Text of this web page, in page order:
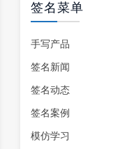
签名菜单
手写产品
签名新闻
签名动态
签名案例
模仿学习